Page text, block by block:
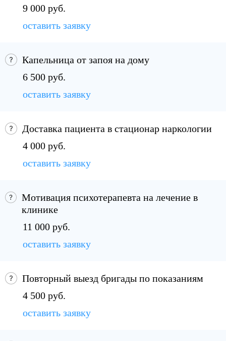
9 000 руб.
оставить заявку
Капельница от запоя на дому
6 500 руб.
оставить заявку
Доставка пациента в стационар наркологии
4 000 руб.
оставить заявку
Мотивация психотерапевта на лечение в
клинике
11 000 руб.
оставить заявку
Повторный выезд бригады по показаниям
4 500 руб.
оставить заявку